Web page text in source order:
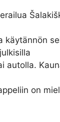
käytännön
autolla.
on